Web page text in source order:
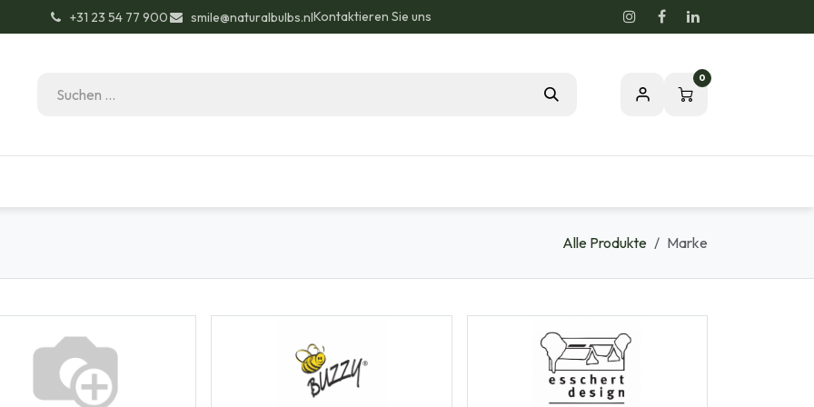
͏ +31 23 54 77 900 smile@naturalbulbs.nlKontaktieren Sie uns
0
Alle Produkte Marke